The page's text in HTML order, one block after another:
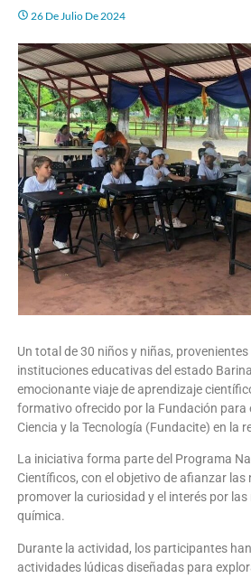
26 De Julio De 2024
Un total de 30 niños y niñas,
instituciones educativas del estado
emocionante viaje de aprendizaje
formativo ofrecido por la Fundación para
Ciencia y la Tecnología (Fundacite) en la
La iniciativa forma parte del Programa
Científicos, con el objetivo de afianzar las
promover la curiosidad y el interés por
química.
Durante la actividad, los participantes
actividades lúdicas diseñadas para